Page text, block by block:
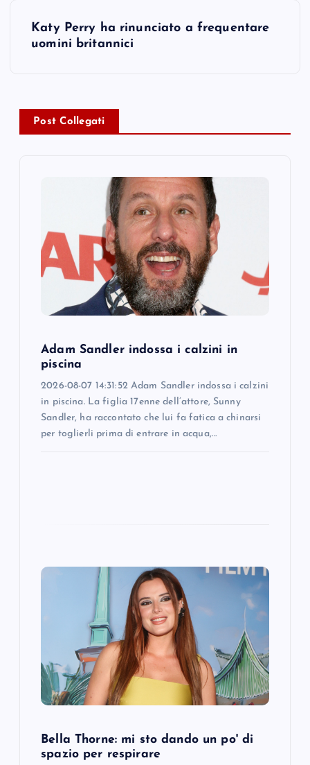
Katy Perry ha rinunciato a frequentare
uomini britannici
Post Collegati
Adam Sandler indossa i calzini in
piscina
2026-08-07 14:31:52 Adam Sandler indossa i calzini
in piscina. La figlia 17enne dell’attore, Sunny
Sandler, ha raccontato che lui fa fatica a chinarsi
per toglierli prima di entrare in acqua,…
Bella Thorne: mi sto dando un po' di
spazio per respirare